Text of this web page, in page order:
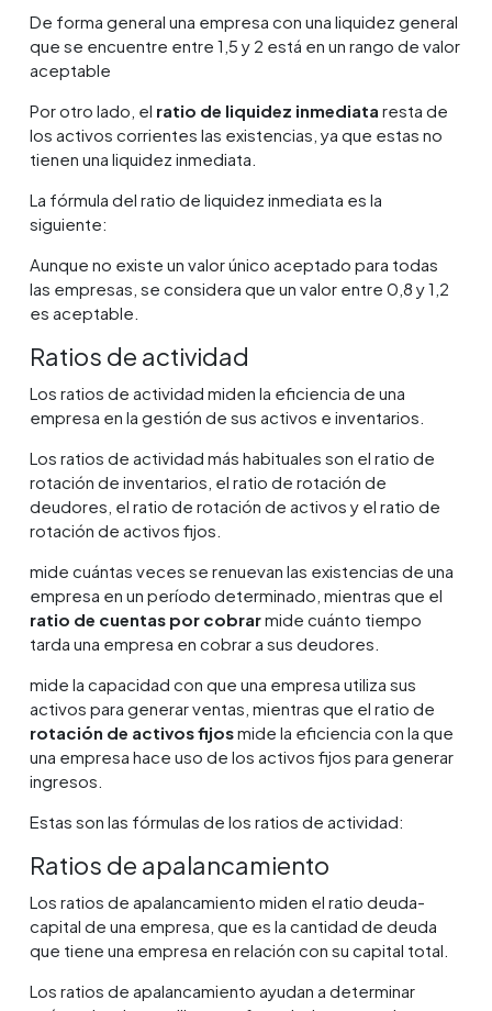
De forma general una empresa con una liquidez general
que se encuentre entre 1,5 y 2 está en un rango de valor
aceptable
Por otro lado, el ratio de liquidez inmediata resta de
los activos corrientes las existencias, ya que estas no
tienen una liquidez inmediata.
La fórmula del ratio de liquidez inmediata es la
siguiente:
Aunque no existe un valor único aceptado para todas
las empresas, se considera que un valor entre 0,8 y 1,2
es aceptable.
Ratios de actividad
Los ratios de actividad miden la eficiencia de una
empresa en la gestión de sus activos e inventarios.
Los ratios de actividad más habituales son el ratio de
rotación de inventarios, el ratio de rotación de
deudores, el ratio de rotación de activos y el ratio de
rotación de activos fijos.
mide cuántas veces se renuevan las existencias de una
empresa en un período determinado, mientras que el
ratio de cuentas por cobrarmide cuánto tiempo
tarda una empresa en cobrar a sus deudores.
mide la capacidad con que una empresa utiliza sus
activos para generar ventas, mientras que el ratio de
rotación de activos fijosmide la eficiencia con la que
una empresa hace uso de los activos fijos para generar
ingresos.
Estas son las fórmulas de los ratios de actividad:
Ratios de apalancamiento
Los ratios de apalancamiento miden el ratio deuda-
capital de una empresa, que es la cantidad de deuda
que tiene una empresa en relación con su capital total.
Los ratios de apalancamiento ayudan a determinar